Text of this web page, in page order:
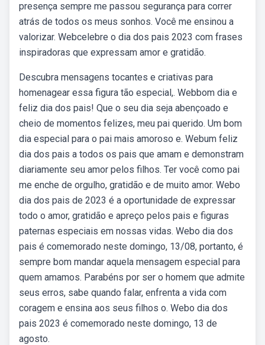
presença sempre me passou segurança para correr
atrás de todos os meus sonhos. Você me ensinou a
valorizar. Webcelebre o dia dos pais 2023 com frases
inspiradoras que expressam amor e gratidão.
Descubra mensagens tocantes e criativas para
homenagear essa figura tão especial,. Webbom dia e
feliz dia dos pais! Que o seu dia seja abençoado e
cheio de momentos felizes, meu pai querido. Um bom
dia especial para o pai mais amoroso e. Webum feliz
dia dos pais a todos os pais que amam e demonstram
diariamente seu amor pelos filhos. Ter você como pai
me enche de orgulho, gratidão e de muito amor. Webo
dia dos pais de 2023 é a oportunidade de expressar
todo o amor, gratidão e apreço pelos pais e figuras
paternas especiais em nossas vidas. Webo dia dos
pais é comemorado neste domingo, 13/08, portanto, é
sempre bom mandar aquela mensagem especial para
quem amamos. Parabéns por ser o homem que admite
seus erros, sabe quando falar, enfrenta a vida com
coragem e ensina aos seus filhos o. Webo dia dos
pais 2023 é comemorado neste domingo, 13 de
agosto.